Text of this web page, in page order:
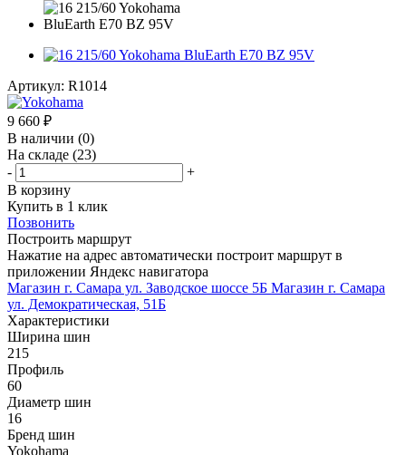
Артикул: R1014
9 660 ₽
В наличии (0)
На складе (23)
-
+
В корзину
Купить в 1 клик
Позвонить
Построить маршрут
Нажатие на адрес автоматически построит маршрут в
приложении Яндекс навигатора
Магазин г. Самара ул. Заводское шоссе 5Б Магазин г. Самара
ул. Демократическая, 51Б
Характеристики
Ширина шин
215
Профиль
60
Диаметр шин
16
Бренд шин
Yokohama